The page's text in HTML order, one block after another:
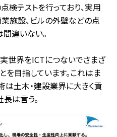
検テストを行っており、実用
施設、ビルの外壁などの点
違いない。
実世界をICTにつないでさまざ
を目指しています。これはま
は土木・建設業界に大きく貢
は言う。